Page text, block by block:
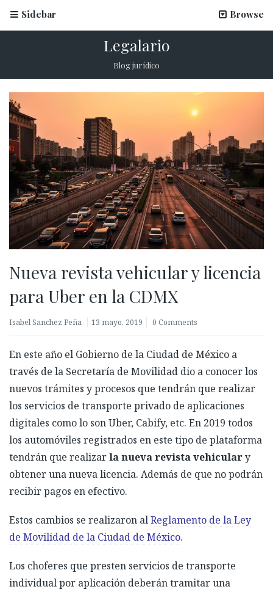
Sidebar Browse
Legalario
Blog jurídico
Nueva revista vehicular y licencia
para Uber en la CDMX
Isabel Sanchez Peña 13 mayo, 2019 0 Comments
En este año el Gobierno de la Ciudad de México a
través de la Secretaría de Movilidad dio a conocer los
nuevos trámites y procesos que tendrán que realizar
los servicios de transporte privado de aplicaciones
digitales como lo son Uber, Cabify, etc. En 2019 todos
los automóviles registrados en este tipo de plataforma
tendrán que realizarlanueva revista vehiculary
obtener una nueva licencia. Además de que no podrán
recibir pagos en efectivo.
Estos cambios se realizaron alReglamento de la Ley
de Movilidad de la Ciudad de México.
Los choferes que presten servicios de transporte
individual por aplicación deberán tramitar una